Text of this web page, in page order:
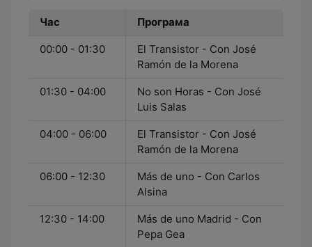
Час Програма
00:00 - 01:30
El Transistor - Con José
Ramón de la Morena
01:30 - 04:00
No son Horas - Con José
Luis Salas
04:00 - 06:00
El Transistor - Con José
Ramón de la Morena
06:00 - 12:30
Más de uno - Con Carlos
Alsina
12:30 - 14:00
Más de uno Madrid - Con
Pepa Gea